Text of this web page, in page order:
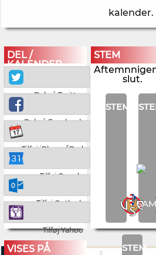
kalender.
DEL /
KALENDER
Del på Twitter
Del på Facebook
Tilføj iPhone/iPad
Tilføj Google
Tilføj Outlook
Tilføj Yahoo
STEM
slut.
STEM
STEM
VISES PÅ